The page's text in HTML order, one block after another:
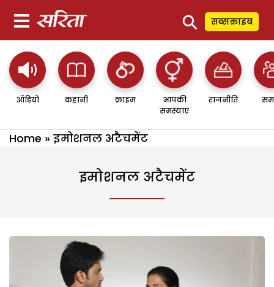
⚲ सब्सक्राइब
ऑडियो कहानी क्राइम
आपकी
समस्याएं
राजनीति
Home » इमोशनल अटैचमेंट
इमोशनल अटैचमेंट